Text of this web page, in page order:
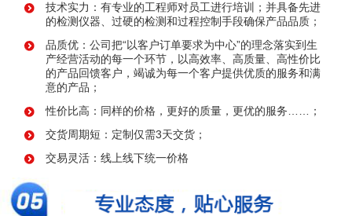
技术实力：有专业的工程师对员工进行培训；并具备先进
的检测仪器、过硬的检测和过程控制手段确保产品品质；
品质优：公司把“以客户订单要求为中心”的理念落实到生
产经营活动的每一个环节，以高效率、高质量、高性价比
的产品回馈客户，竭诚为每一个客户提供优质的服务和满
意的产品；
性价比高：同样的价格，更好的质量，更优的服务……；
交货周期短：定制仅需3天交货；
交易灵活：线上线下统一价格